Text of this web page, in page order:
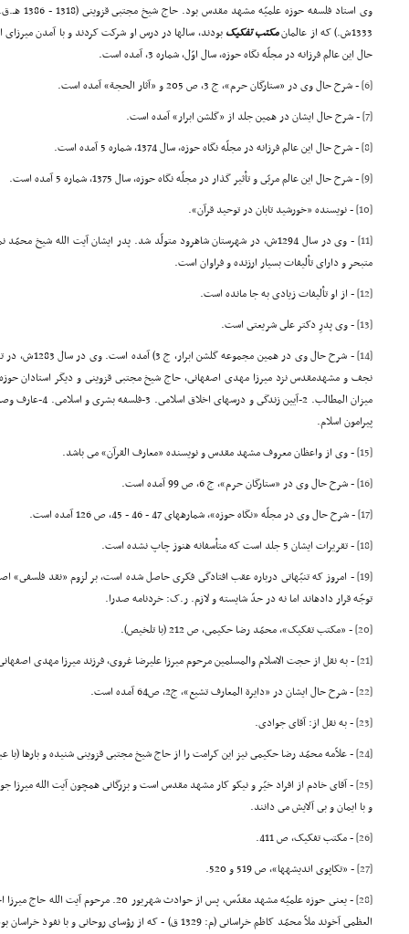
وى استاد
1333ش.) که از عالمان
مکتب تفکیک بودند، سالها در درس او شرکت کردند و با آمدن
حال این عالم فرزانه در مجلّه نگاه حوزه، سال اوّل، شماره 3، آمده است.
[6] - شرح حال وى در «ستارگان حرم»، ج 3، ص 205 و «آثار الحجة» آمده است.
[7] - شرح حال ایشان در همین جلد از «گلشن ابرار» آمده است.
[8] - شرح حال این عالم فرزانه در مجلّه نگاه حوزه، سال 1374، شماره 5 آمده است.
[9] - شرح حال این عالم مربّى و تأثیر گذار در مجلّه نگاه حوزه، سال 1375، شماره 5 آمده است.
[10]
- نویسنده «خورشید تابان در توحید قرآن».
[11]
- وى در سال 1294ش، در شهرستان شاهرود متولّد شد. پدر ایشان آیت الله
متبحر و داراى تألیفات بسیار ارزنده و فراوان است.
[12]
- از او تألیفات زیادى به جا مانده است.
[13]
- وى پدرِ دکتر على شریعتى است.
[14]
- شرح حال وى در
پیرامون اسلام.
[15]
- وى از واعظان معروف مشهد مقدس و نویسنده «معارف القرآن» مى باشد.
[16]
- شرح حال وى در «ستارگان حرم»، ج 6، ص 99 آمده است.
[17]
- شرح حال وى در مجلّه «نگاه حوزه»، شمارههاى 47 - 46 - 45، ص 126 آمده است.
[18]
- تقریرات ایشان 5 جلد است که متأسفانه هنوز چاپ نشده است.
[19]
- امروز که تنبّهاتى درباره عقب افتادگى فکرى حاصل شده است، بر لزوم «نقد فلسفى»
توجّه قرار دادهاند اما نه در حدّ شایسته و لازم. ر.ک: خردنامه صدرا.
[20]
- «مکتب تفکیک»، محمّد رضا حکیمى، ص 212 (با تلخیص).
[21]
- به نقل از حجت الاسلام والمسلمین مرحوم میرزا علیرضا غروى، فرزند میرزا مهدى
[22]
- شرح حال ایشان در «دایرة المعارف تشیع»، ج2، ص64 آمده است.
[23]
- به نقل از: آقاى جوادى.
[24]
- علاّمه محمّد رضا حکیمى نیز این کرامت را از حاج شیخ مجتبى قزوینى شنیده و بارها (با
[25]
- آقاى خادم از افراد خیّر و نیکو کار مشهد مقدس است و بزرگانى همچون آیت الله میرزا
و با ایمان و بى آلایش مى دانند.
[26]
- مکتب تفکیک، ص 411.
[27]
- «تکاپوى اندیشهها»، ص 519 و 520.
[28]
العظمى آخوند ملاّ محمّد کاظم خراسانى (م: 1329 ق) - که از رؤساى